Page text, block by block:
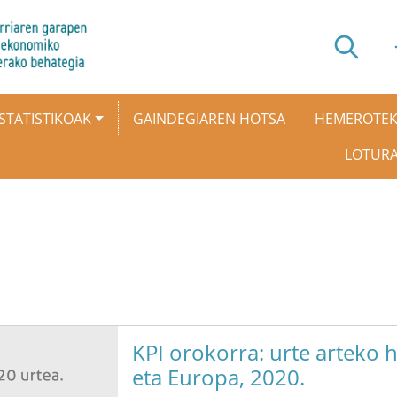
GAINDEGIAREN HOTSA
KPI orokorra: urte arteko
eta Europa, 2020.